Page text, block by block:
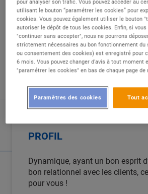
DESCRIPTION
Elaborer l’ensemble des
viennoiseries proposées par le
Conseiller et fidéliser la
Participer à la gestion et à la
Garantir la qualité et la sécurité
PROFIL
Dynamique, ayant un bon esprit
bon relationnel avec les clients,
pour vous !
pour analyser son trafic. Vous pouvez accéder au
utilisant le bouton “paramétrer les cookies” pour
cookies. Vous pouvez également utiliser le bouton
autoriser le dépôt de tous les cookies. Enfin, si
"continuer sans accepter", nous ne pourrons
strictement nécessaires au bon fonctionnement du
ou consentement des cookies) est enregistré pour
6 mois. Vous pouvez changer d'avis à tout moment
"paramétrer les cookies" en bas de chaque page de
Tout
Paramètres des cookies